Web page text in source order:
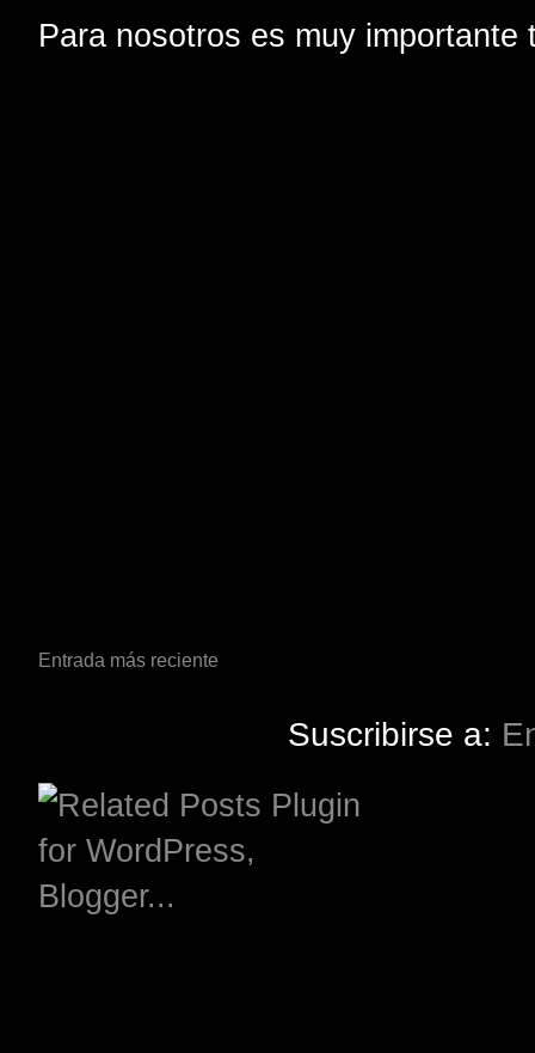
Para nosotros es muy
Entrada más reciente
Suscribirse a: